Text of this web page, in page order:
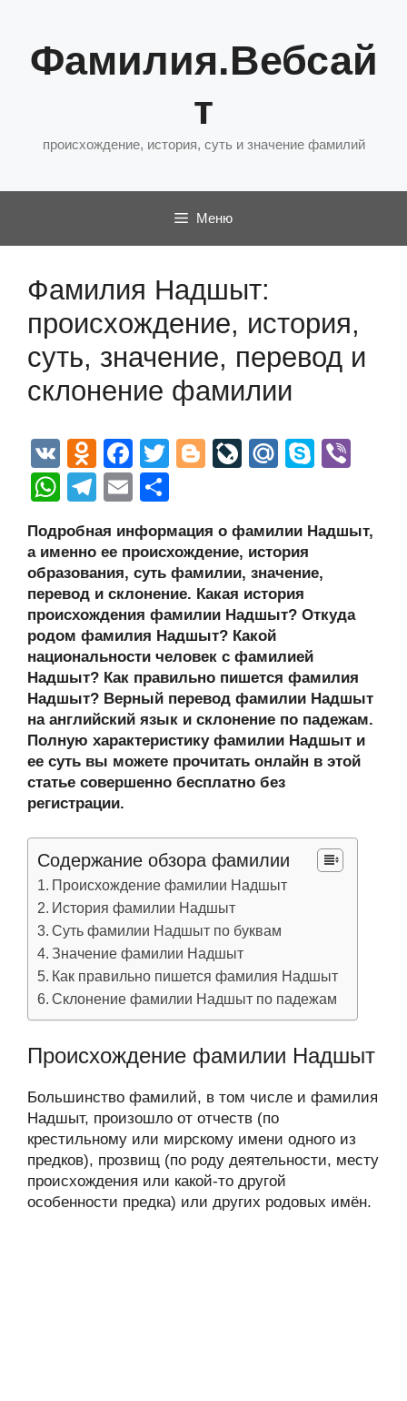
содержимому
Фамилия.Вебсай
т
происхождение, история, суть и значение фамилий
Меню
Фамилия Надшыт:
происхождение, история,
суть, значение, перевод и
склонение фамилии
V
K
O
d
n
o
kl
a
ss
ni
ki
F
a
c
e
b
o
o
k
T
er
Bl
g
er
Li
J
o
ur
n
al
M
u
S
e
W
at
s
A
p
p
T
e
gr
a
m
E
ail р
а
в
и
ть
Подробная информация о фамилии Надшыт,
а именно ее происхождение, история
образования, суть фамилии, значение,
перевод и склонение. Какая история
происхождения фамилии Надшыт? Откуда
родом фамилия Надшыт? Какой
национальности человек с фамилией
Надшыт? Как правильно пишется фамилия
Надшыт? Верный перевод фамилии Надшыт
на английский язык и склонение по падежам.
Полную характеристику фамилии Надшыт и
ее суть вы можете прочитать онлайн в этой
статье совершенно бесплатно без
регистрации.
Содержание обзора фамилии
Происхождение фамилии Надшыт
История фамилии Надшыт
Суть фамилии Надшыт по буквам
Значение фамилии Надшыт
Как правильно пишется фамилия Надшыт
Склонение фамилии Надшыт по падежам
Происхождение фамилии Надшыт
Большинство фамилий, в том числе и фамилия
Надшыт, произошло от отчеств (по
крестильному или мирскому имени одного из
предков), прозвищ (по роду деятельности, месту
происхождения или какой-то другой
особенности предка) или других родовых имён.